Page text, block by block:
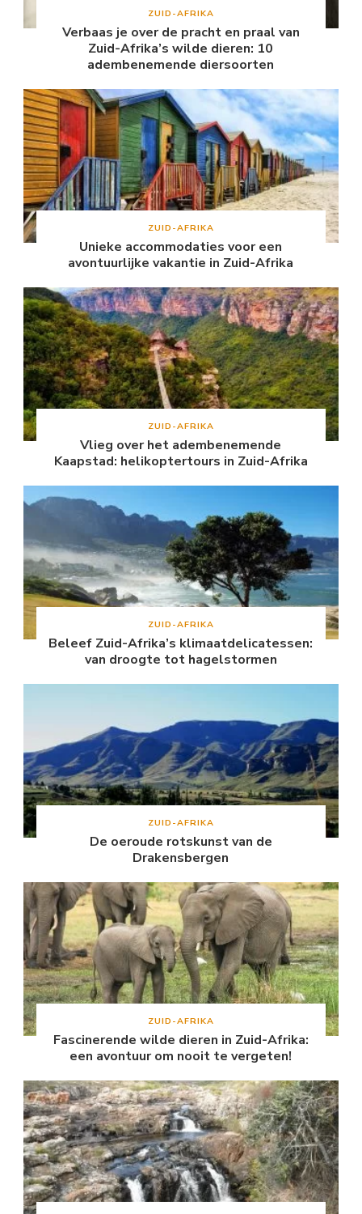
ZUID-AFRIKA
Verbaas je over de pracht en praal van
Zuid-Afrika’s wilde dieren: 10
adembenemende diersoorten
ZUID-AFRIKA
Unieke accommodaties voor een
avontuurlijke vakantie in Zuid-Afrika
ZUID-AFRIKA
Vlieg over het adembenemende
Kaapstad: helikoptertours in Zuid-Afrika
ZUID-AFRIKA
Beleef Zuid-Afrika’s klimaatdelicatessen:
van droogte tot hagelstormen
ZUID-AFRIKA
De oeroude rotskunst van de
Drakensbergen
ZUID-AFRIKA
Fascinerende wilde dieren in Zuid-Afrika:
een avontuur om nooit te vergeten!